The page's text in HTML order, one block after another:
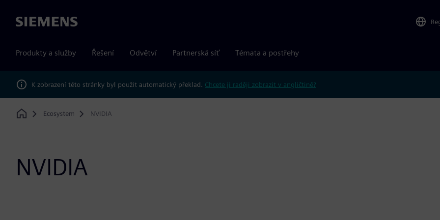
Siemens
Produkty a služby Řešení Odvětví Partnerská síť Témata a postřehy
K zobrazení této stránky byl použit automatický překlad. Chcete ji raději zobrazit v angličtině?
Home
Ecosystem NVIDIA
NVIDIA